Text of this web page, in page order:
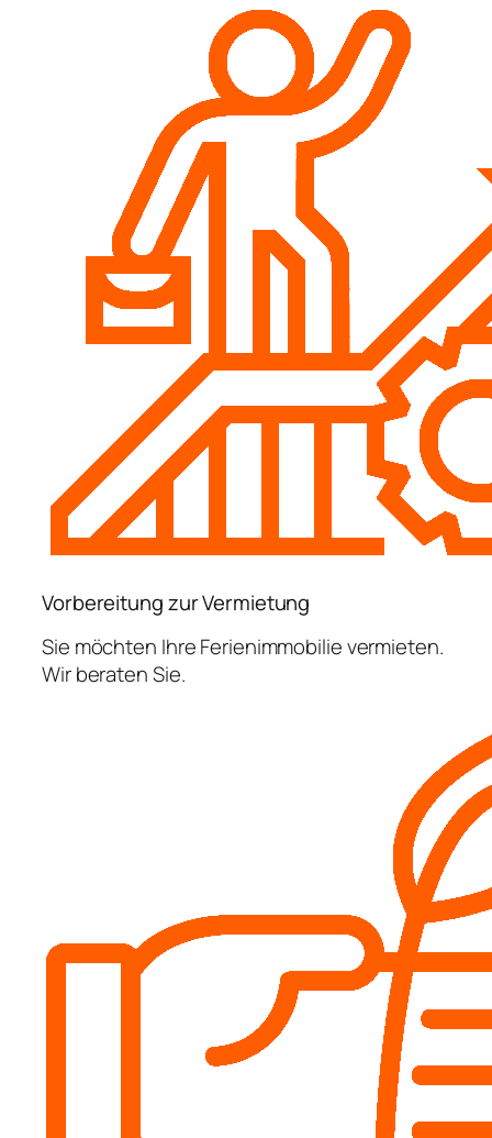
Vorbereitung zur Vermietung
Sie möchten Ihre Ferienimmobilie vermieten.
Wir beraten Sie.